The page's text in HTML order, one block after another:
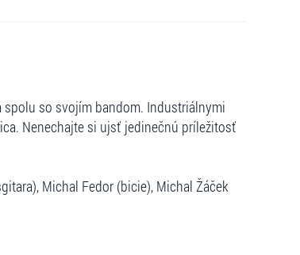
spolu so svojím bandom. Industriálnymi
Nenechajte si ujsť jedinečnú príležitosť
Michal Fedor (bicie), Michal Žáček